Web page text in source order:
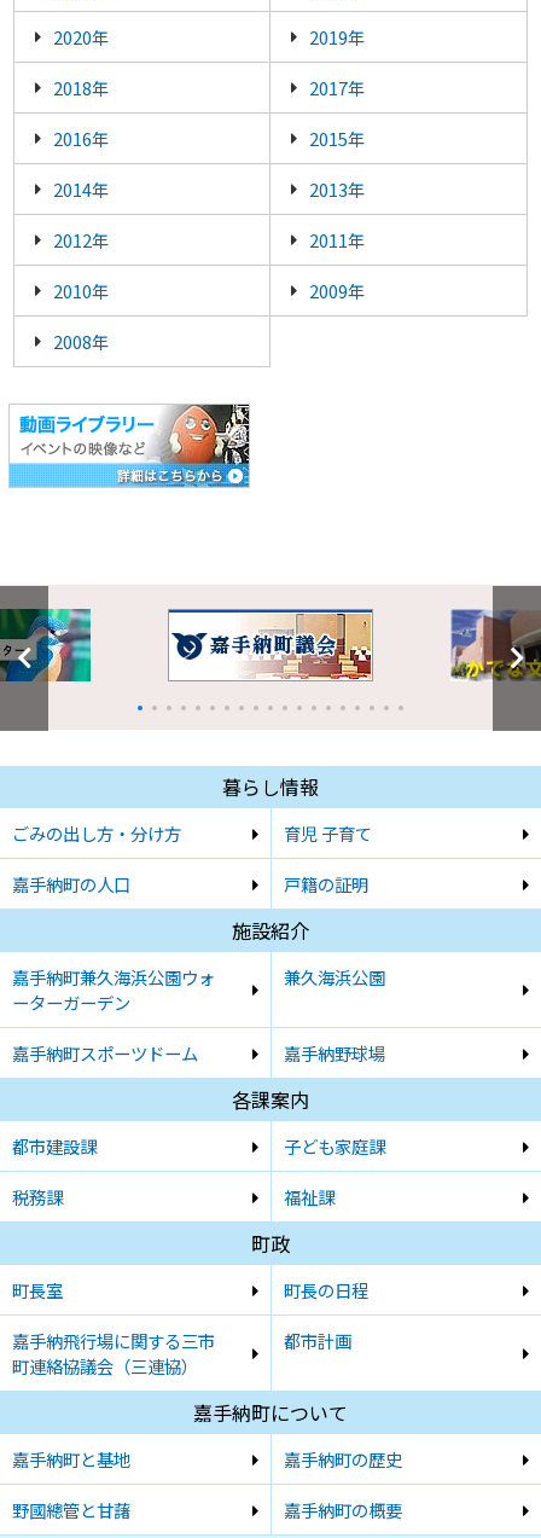
2020年
2019年
2018年
2017年
2016年
2015年
2014年
2013年
2012年
2011年
2010年
2009年
2008年
暮らし情報
ごみの出し方・分け方
育児 子育て
嘉手納町の人口
戸籍の証明
施設紹介
嘉手納町兼久海浜公園ウォ
ーターガーデン
兼久海浜公園
嘉手納町スポーツドーム 嘉手納野球場
各課案内
都市建設課
子ども家庭課
税務課
福祉課
町政
町長室
町長の日程
嘉手納飛行場に関する三市
町連絡協議会（三連協）
都市計画
嘉手納町について
嘉手納町と基地
嘉手納町の歴史
野國總管と甘藷
嘉手納町の概要